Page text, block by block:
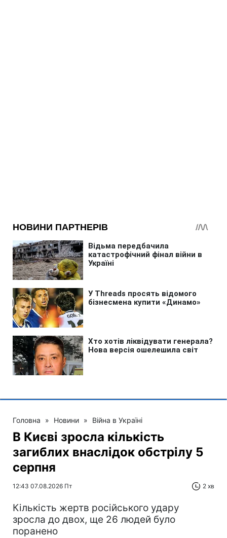
Головна » Новини » Війна в Україні
В Києві зросла кількість
загиблих внаслідок обстрілу 5
серпня
12:43 07.08.2026 Пт 2 хв
Кількість жертв російського удару
зросла до двох, ще 26 людей було
поранено